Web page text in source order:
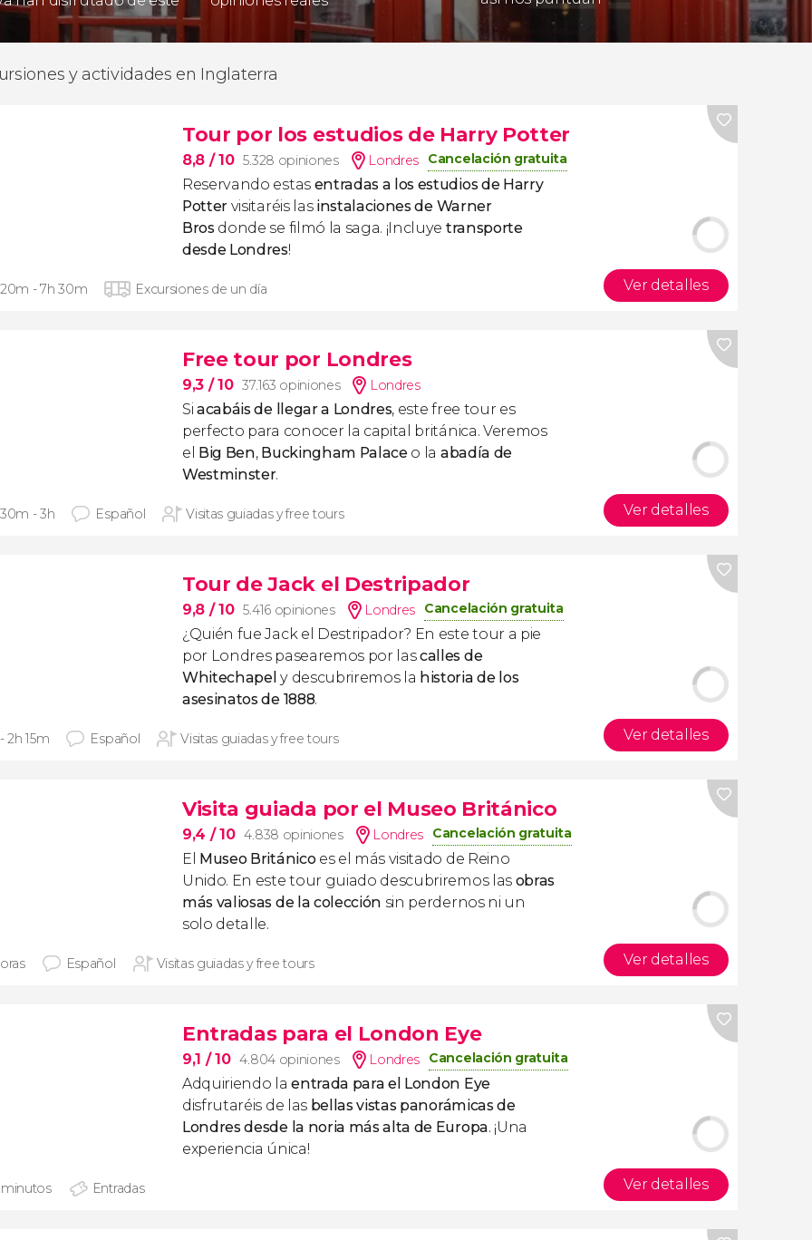
y actividades en Inglaterra
Tour por los estudios de Harry Potter
8,8 / 10 5.328 opiniones Londres Cancelación gratuita
Reservando estas entradas a los estudios de Harry
Potter visitaréis lasinstalaciones de Warner
Bros donde se filmó la saga. ¡Incluye transporte
desde Londres!
- 7h 30m Excursiones de un día Ver detalles
Free tour por Londres
9,3 / 10 37.163 opiniones Londres
Siacabáis de llegar a Londres, este free tour es
perfecto para conocer la capital británica. Veremos
el Big Ben, Buckingham Palace o la abadía de
Westminster.
- 3h Español Visitas guiadas y free tours Ver detalles
Tour de Jack el Destripador
9,8 / 10 5.416 opiniones Londres Cancelación gratuita
¿Quién fue Jack el Destripador? En este tour a pie
por Londres pasearemos por lascalles de
Whitechapel y descubriremos la historia de los
asesinatos de 1888.
2h 15m Español Visitas guiadas y free tours Ver detalles
Visita guiada por el Museo Británico
9,4 / 10 4.838 opiniones Londres Cancelación gratuita
El Museo Británicoes el más visitado de Reino
Unido. En este tour guiado descubriremos las obras
más valiosas de la colección sin perdernos ni un
solo detalle.
Español Visitas guiadas y free tours Ver detalles
Entradas para el London Eye
9,1 / 10 4.804 opiniones Londres Cancelación gratuita
Adquiriendo laentrada para el London Eye
disfrutaréis de lasbellasvistas panorámicas de
Londres desde la noria más alta de Europa. ¡Una
experiencia única!
Entradas Ver detalles